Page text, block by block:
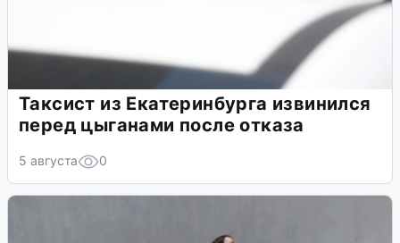
Таксист из Екатеринбурга извинился
перед цыганами после отказа
5 августа 0